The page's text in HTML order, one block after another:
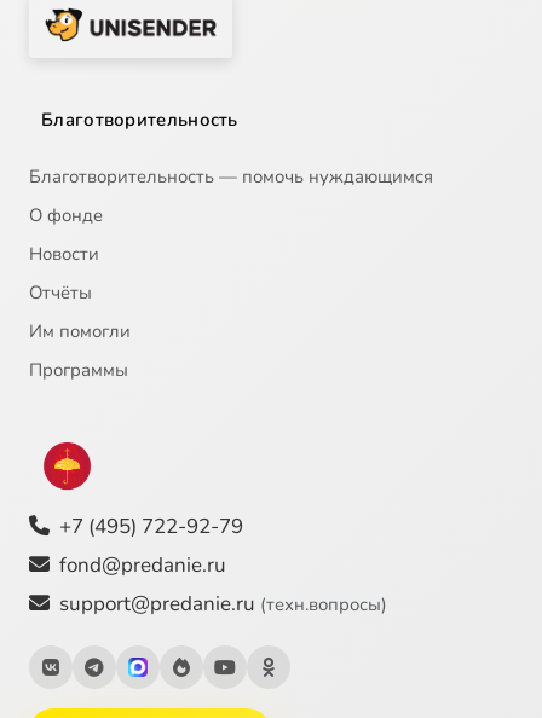
Благотворительность
Благотворительность — помочь нуждающимся
О фонде
Новости
Отчёты
Им помогли
Программы
+7 (495) 722-92-79
fond@predanie.ru
support@predanie.ru (техн.вопросы)